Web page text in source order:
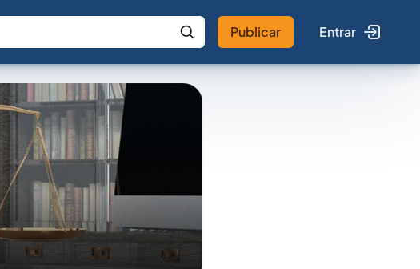
Fale com a IA Buscar no Jus
Publicar Entrar